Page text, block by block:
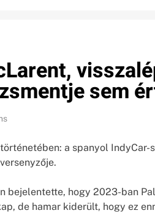
sem
a spanyol IndyCar-
bejelentette, hogy 2023-ban
de hamar kiderült, hogy ez